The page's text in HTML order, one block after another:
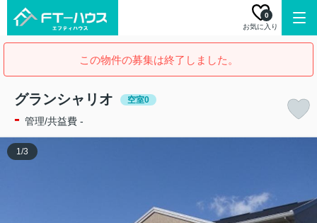
お気に入り
0
この物件の募集は終了しました。
グランシャリオ 空室0
- 管理/共益費 -
1/3